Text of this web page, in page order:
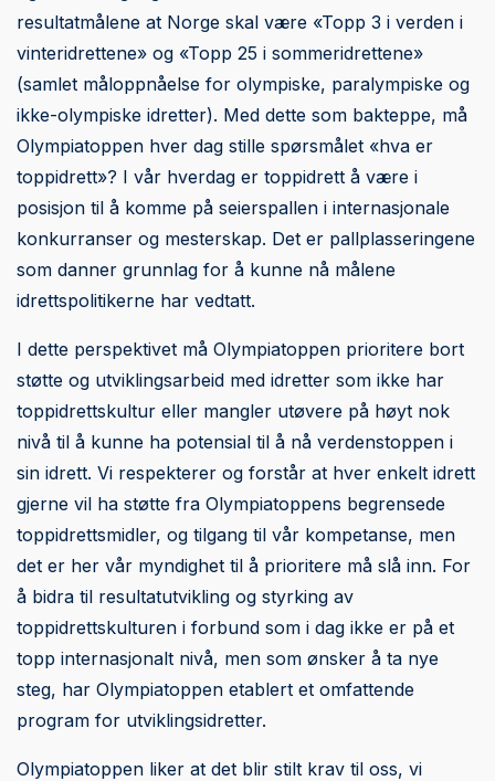
resultatmålene at Norge skal være «Topp 3 i verden i
vinteridrettene» og «Topp 25 i sommeridrettene»
(samlet måloppnåelse for olympiske, paralympiske og
ikke-olympiske idretter). Med dette som bakteppe, må
Olympiatoppen hver dag stille spørsmålet «hva er
toppidrett»? I vår hverdag er toppidrett å være i
posisjon til å komme på seierspallen i internasjonale
konkurranser og mesterskap. Det er pallplasseringene
som danner grunnlag for å kunne nå målene
idrettspolitikerne har vedtatt.
I dette perspektivet må Olympiatoppen prioritere bort
støtte og utviklingsarbeid med idretter som ikke har
toppidrettskultur eller mangler utøvere på høyt nok
nivå til å kunne ha potensial til å nå verdenstoppen i
sin idrett. Vi respekterer og forstår at hver enkelt idrett
gjerne vil ha støtte fra Olympiatoppens begrensede
toppidrettsmidler, og tilgang til vår kompetanse, men
det er her vår myndighet til å prioritere må slå inn. For
å bidra til resultatutvikling og styrking av
toppidrettskulturen i forbund som i dag ikke er på et
topp internasjonalt nivå, men som ønsker å ta nye
steg, har Olympiatoppen etablert et omfattende
program for utviklingsidretter.
Olympiatoppen liker at det blir stilt krav til oss, vi